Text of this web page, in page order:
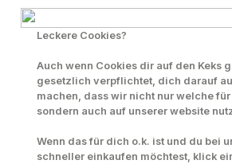
Leckere Cookies?
Auch wenn Cookies dir auf den Keks
gesetzlich verpflichtet, dich darauf
machen, dass wir nicht nur welche
sondern auch auf unserer website
Wenn das für dich o.k. ist und du bei
schneller einkaufen möchtest, klick